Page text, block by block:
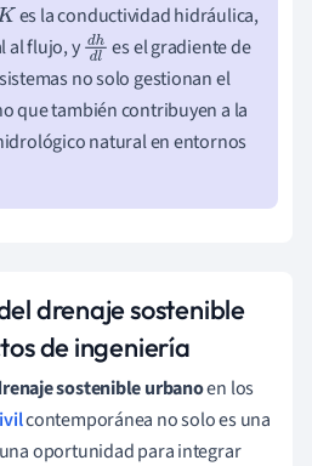
es la conductividad hidráulica,
al flujo, ydh
dl
es el gradiente de
no solo gestionan el
que también contribuyen a la
natural en entornos
drenaje sostenible
de ingeniería
sostenible urbanoen los
contemporánea no solo es una
oportunidad para integrar